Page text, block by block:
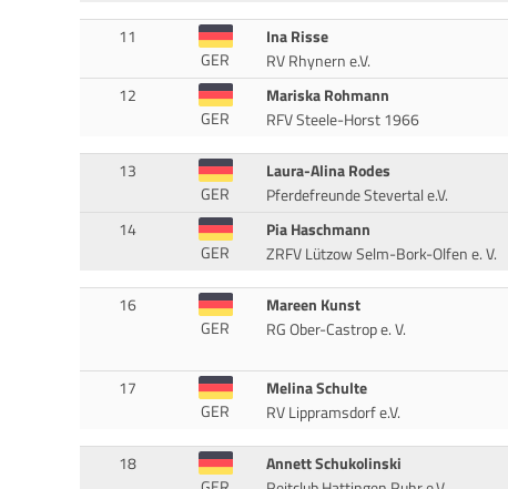
11
GER
Ina Risse
RV Rhynern e.V.
12
GER
Mariska Rohmann
RFV Steele-Horst 1966
13
GER
Laura-Alina Rodes
Pferdefreunde Stevertal e.V.
14
GER
Pia Haschmann
ZRFV Lützow Selm-Bork-Olfen e. V.
16
GER
Mareen Kunst
RG Ober-Castrop e. V.
17
GER
Melina Schulte
RV Lippramsdorf e.V.
18
Annett Schukolinski